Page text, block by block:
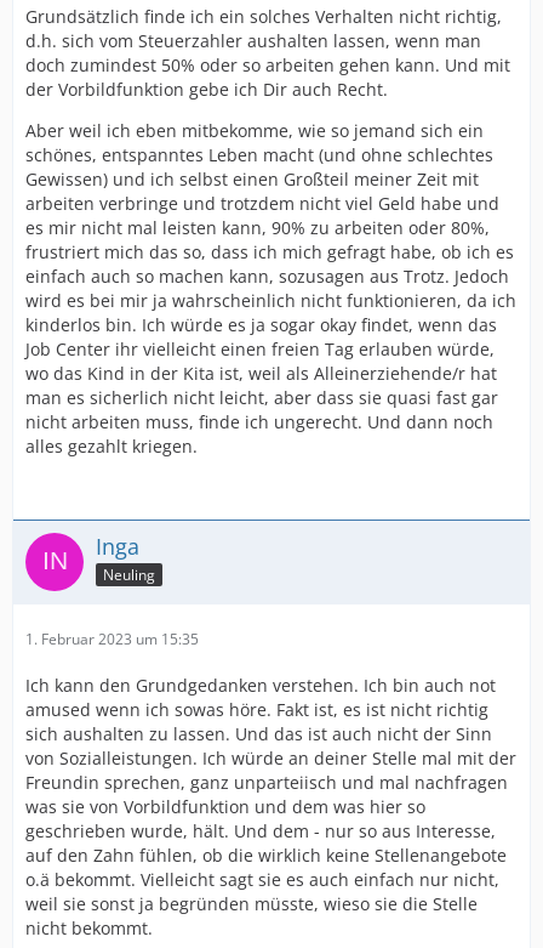
Grundsätzlich finde ich ein solches Verhalten nicht richtig,
d.h. sich vom Steuerzahler aushalten lassen, wenn man
doch zumindest 50% oder so arbeiten gehen kann. Und mit
der Vorbildfunktion gebe ich Dir auch Recht.
Aber weil ich eben mitbekomme, wie so jemand sich ein
schönes, entspanntes Leben macht (und ohne schlechtes
Gewissen) und ich selbst einen Großteil meiner Zeit mit
arbeiten verbringe und trotzdem nicht viel Geld habe und
es mir nicht mal leisten kann, 90% zu arbeiten oder 80%,
frustriert mich das so, dass ich mich gefragt habe, ob ich es
einfach auch so machen kann, sozusagen aus Trotz. Jedoch
wird es bei mir ja wahrscheinlich nicht funktionieren, da ich
kinderlos bin. Ich würde es ja sogar okay findet, wenn das
Job Center ihr vielleicht einen freien Tag erlauben würde,
wo das Kind in der Kita ist, weil als Alleinerziehende/r hat
man es sicherlich nicht leicht, aber dass sie quasi fast gar
nicht arbeiten muss, finde ich ungerecht. Und dann noch
alles gezahlt kriegen.
Inga
Neuling
1. Februar 2023 um 15:35
Ich kann den Grundgedanken verstehen. Ich bin auch not
amused wenn ich sowas höre. Fakt ist, es ist nicht richtig
sich aushalten zu lassen. Und das ist auch nicht der Sinn
von Sozialleistungen. Ich würde an deiner Stelle mal mit der
Freundin sprechen, ganz unparteiisch und mal nachfragen
was sie von Vorbildfunktion und dem was hier so
geschrieben wurde, hält. Und dem - nur so aus Interesse,
auf den Zahn fühlen, ob die wirklich keine Stellenangebote
o.ä bekommt. Vielleicht sagt sie es auch einfach nur nicht,
weil sie sonst ja begründen müsste, wieso sie die Stelle
nicht bekommt.